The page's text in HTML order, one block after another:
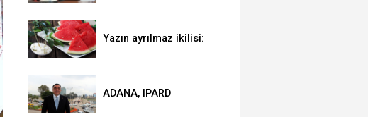
293,3 MİLYON DOLARLIK
Yazın ayrılmaz ikilisi:
ADANA, IPARD